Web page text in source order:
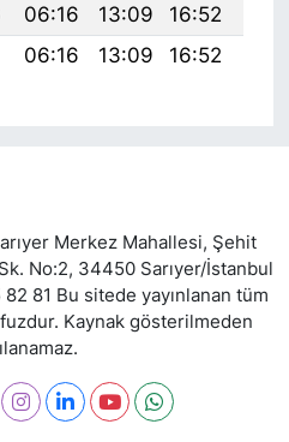
06:16 13:09 16:52
06:16 13:09 16:52
Merkez Mahallesi, Şehit
No:2, 34450 Sarıyer/İstanbul
81 Bu sitede yayınlanan tüm
Kaynak gösterilmeden